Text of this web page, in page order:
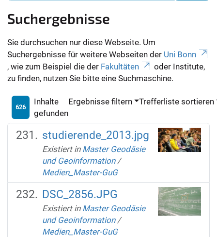
Suchergebnisse
Sie durchsuchen nur diese Webseite. Um
Suchergebnisse für weitere Webseiten der Uni Bonn
, wie zum Beispiel die der Fakultäten
oder Institute,
zu finden, nutzen Sie bitte eine Suchmaschine.
626
Inhalte
gefunden
Ergebnisse filtern Trefferliste sortieren
studierende_2013.jpg
Existiert in Master Geodäsie
und Geoinformation /
Medien_Master-GuG
DSC_2856.JPG
Existiert in Master Geodäsie
und Geoinformation /
Medien_Master-GuG